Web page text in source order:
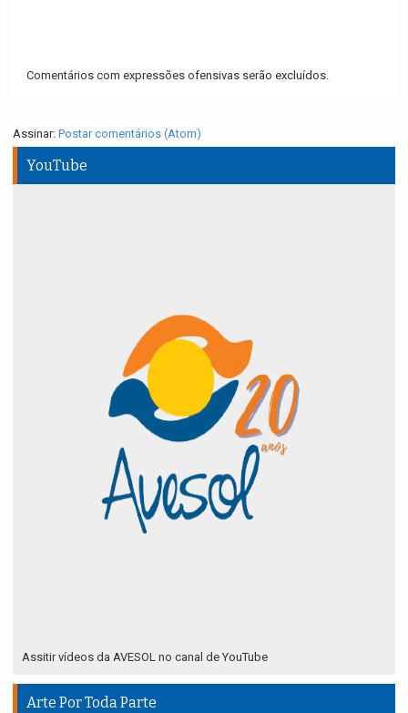
Comentários com expressões ofensivas serão excluídos.
Assinar: Postar comentários (Atom)
YouTube
Assitir vídeos da AVESOL no canal de YouTube
Arte Por Toda Parte